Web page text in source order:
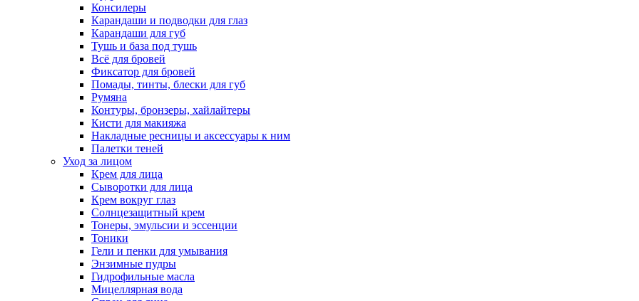
Консилеры
Карандаши и подводки для глаз
Карандаши для губ
Тушь и база под тушь
Всё для бровей
Фиксатор для бровей
Помады, тинты, блески для губ
Румяна
Контуры, бронзеры, хайлайтеры
Кисти для макияжа
Накладные ресницы и аксессуары к ним
Палетки теней
Уход за лицом
Крем для лица
Сыворотки для лица
Крем вокруг глаз
Солнцезащитный крем
Тонеры, эмульсии и эссенции
Тоники
Гели и пенки для умывания
Энзимные пудры
Гидрофильные масла
Мицеллярная вода